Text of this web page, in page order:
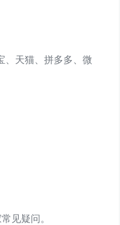
、天猫、拼多多、微
见疑问。